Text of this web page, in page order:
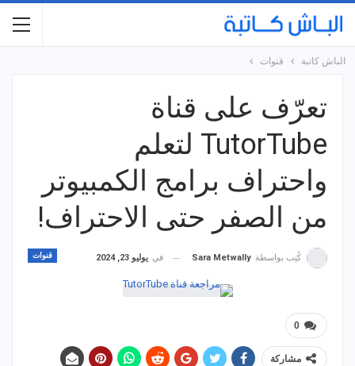
الباش كاتبة قنوات
تعرّف على قناة
TutorTube لتعلم
واحتراف برامج الكمبيوتر
من الصفر حتى الاحتراف!
قنوات كُتِب بواسطة Sara Metwally في يوليو 23, 2024
0
مشاركة